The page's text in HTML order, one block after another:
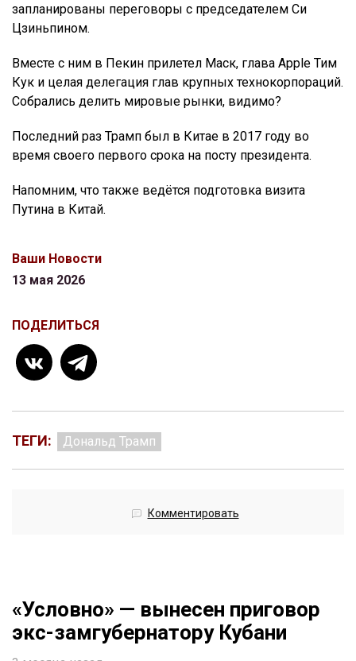
запланированы переговоры с председателем Си
Цзиньпином.
Вместе с ним в Пекин прилетел Маск, глава Apple Тим
Кук и целая делегация глав крупных технокорпораций.
Собрались делить мировые рынки, видимо?
Последний раз Трамп был в Китае в 2017 году во
время своего первого срока на посту президента.
Напомним, что также ведётся подготовка визита
Путина в Китай.
Ваши Новости
13 мая 2026
ПОДЕЛИТЬСЯ
ТЕГИ: Дональд Трамп
Комментировать
«Условно» — вынесен приговор
экс-замгубернатору Кубани